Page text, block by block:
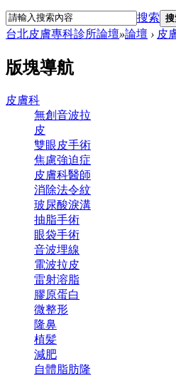
搜索
台北皮膚專科診所論壇»論壇 › 皮
版塊導航
皮膚科
無創音波拉
皮
雙眼皮手術
焦慮強迫症
皮膚科醫師
消除法令紋
玻尿酸淚溝
抽脂手術
眼袋手術
音波埋線
電波拉皮
雷射溶脂
膠原蛋白
微整形
隆鼻
植髪
減肥
自體脂肪隆